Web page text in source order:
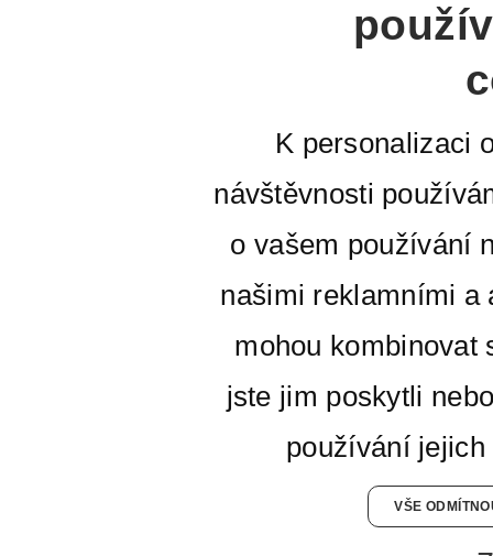
K personalizaci
návštěvnosti
o vašem používání
našimi reklamními a
mohou kombinovat
jste jim poskytli
používání
VŠE